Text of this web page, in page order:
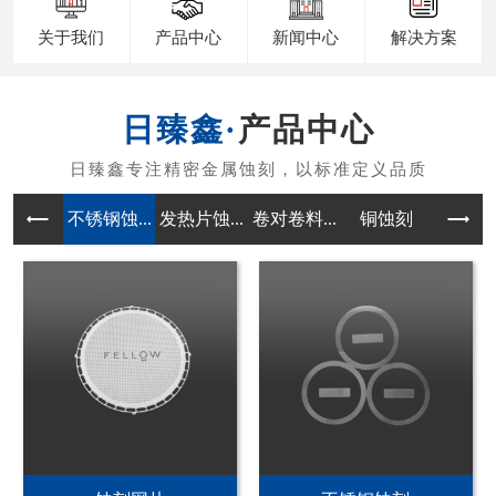
关于我们 产品中心 新闻中心 解决方案
产品中心
不锈钢蚀... 发热片蚀... 卷对卷料... 铜蚀刻